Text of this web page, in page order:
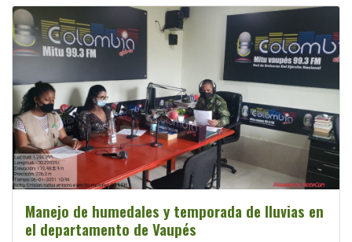
Manejo de humedales y temporada de lluvias en
el departamento de Vaupés